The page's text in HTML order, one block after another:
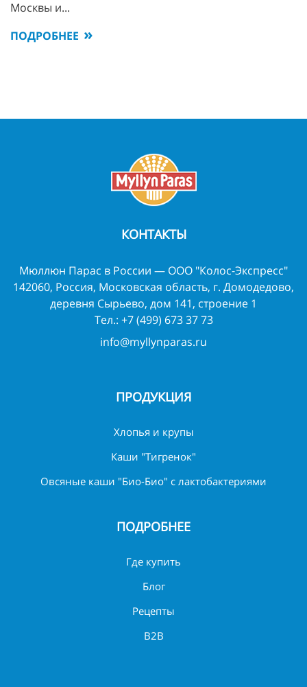
Москвы и...
ПОДРОБНЕЕ
КОНТАКТЫ
Мюллюн Парас в России — ООО "Колос-Экспресс"
142060, Россия, Московская область, г. Домодедово,
деревня Сырьево, дом 141, строение 1
Тел.: +7 (499) 673 37 73
info@myllynparas.ru
ПРОДУКЦИЯ
Хлопья и крупы
Каши "Тигренок"
Овсяные каши "Био-Био" с лактобактериями
ПОДРОБНЕЕ
Где купить
Блог
Рецепты
B2B